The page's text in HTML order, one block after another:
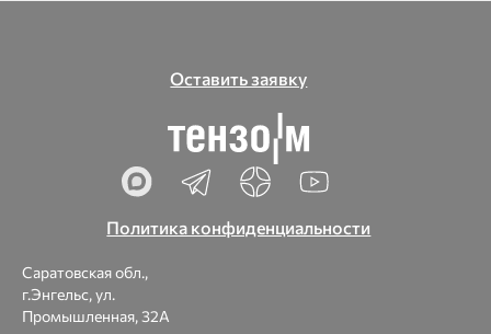
Оставить заявку
Политика конфиденциальности
Саратовская обл.,
г.Энгельс, ул.
Промышленная, 32А